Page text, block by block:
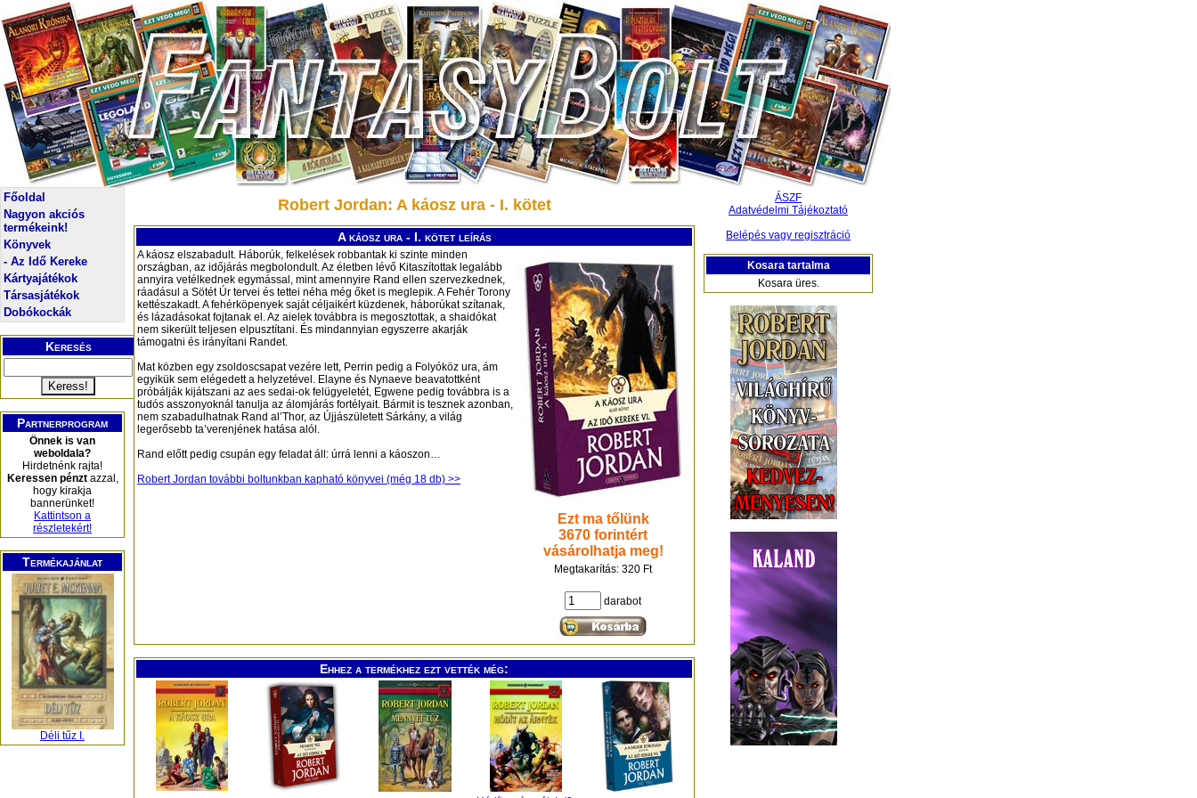
Főoldal
Nagyon akciós
termékeink!
Könyvek
- Az Idő Kereke
Kártyajátékok
Társasjátékok
Dobókockák
Keresés
Partnerprogram
Önnek is van
weboldala?
Hirdetnénk rajta!
Keressen pénztazzal,
hogy kirakja
bannerünket!
Kattintson a
részletekért!
Termékajánlat
Déli tűz I.
Robert Jordan: A káosz ura - I. kötet
A káosz ura - I. kötet leírás
Ezt ma tőlünk
3670 forintért
vásárolhatja meg!
Megtakarítás: 320 Ft
darabot
A káosz elszabadult. Háborúk, felkelések robbantak ki szinte minden
országban, az időjárás megbolondult. Az életben lévő Kitaszítottak legalább
annyira vetélkednek egymással, mint amennyire Rand ellen szervezkednek,
ráadásul a Sötét Úr tervei és tettei néha még őket is meglepik. A Fehér Torony
kettészakadt. A fehérköpenyek saját céljaikért küzdenek, háborúkat szítanak,
és lázadásokat fojtanak el. Az aielek továbbra is megosztottak, a shaidókat
nem sikerült teljesen elpusztítani. És mindannyian egyszerre akarják
támogatni és irányítani Randet.
Mat közben egy zsoldoscsapat vezére lett, Perrin pedig a Folyóköz ura, ám
egyikük sem elégedett a helyzetével. Elayne és Nynaeve beavatottként
próbálják kijátszani az aes sedai-­ok felügyeletét, Egwene pedig továbbra is a
tudós asszonyoknál tanulja az álomjárás fortélyait. Bármit is tesznek azonban,
nem szabadulhatnak Rand al’Thor, az Újjászületett Sárkány, a világ
legerősebb ta’verenjének hatása alól.
Rand előtt pedig csupán egy feladat áll: úrrá lenni a káoszon…
Robert Jordan további boltunkban kapható könyvei (még 18 db) >>
Ehhez a termékhez ezt vették még:
ÁSZF
Adatvédelmi Tájékoztató
Belépés vagy regisztráció
Kosara tartalma
Kosara üres.